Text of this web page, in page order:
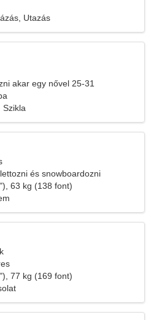
Utazás
akar egy nővel 25-31
Szikla
és snowboardozni
63 kg (138 font)
77 kg (169 font)